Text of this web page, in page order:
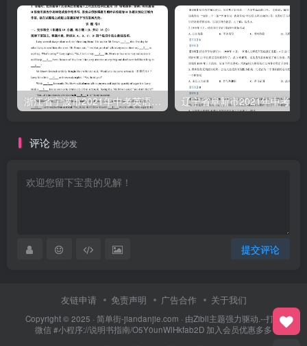
浙江省宁波市2021年中考英语试题（含答案）
评论 抢沙发
提交评论
友链申请 免责声明 广告合作 关于我们
Copyright © 2025 · 简单街-jiandanjie.com · 由Zibll主题强力驱动.--打开
微信 #小程序://说明书指南/O5Y0unWlHkfab2D 加入会员优惠多多